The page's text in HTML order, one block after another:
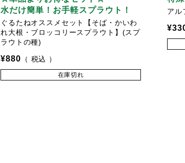
水だけ簡単！お手軽スプラウト！
ぐるたねオススメセット【そば・かいわ
れ大根・ブロッコリースプラウト】(スプ
ラウトの種)
¥880 税込
在庫切れ
アル
¥